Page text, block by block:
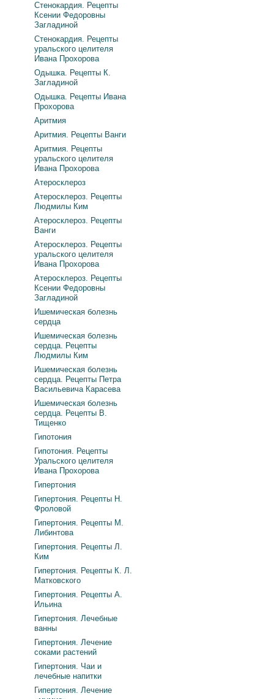
Стенокардия. Рецепты
Ксении Федоровны
Загладиной
Стенокардия. Рецепты
уральского целителя
Ивана Прохорова
Одышка. Рецепты К.
Загладиной
Одышка. Рецепты Ивана
Прохорова
Аритмия
Аритмия. Рецепты Ванги
Аритмия. Рецепты
уральского целителя
Ивана Прохорова
Атеросклероз
Атеросклероз. Рецепты
Людмилы Ким
Атеросклероз. Рецепты
Ванги
Атеросклероз. Рецепты
уральского целителя
Ивана Прохорова
Атеросклероз. Рецепты
Ксении Федоровны
Загладиной
Ишемическая болезнь
сердца
Ишемическая болезнь
сердца. Рецепты
Людмилы Ким
Ишемическая болезнь
сердца. Рецепты Петра
Васильевича Карасева
Ишемическая болезнь
сердца. Рецепты В.
Тищенко
Гипотония
Гипотония. Рецепты
Уральского целителя
Ивана Прохорова
Гипертония
Гипертония. Рецепты Н.
Фроловой
Гипертония. Рецепты М.
Либинтова
Гипертония. Рецепты Л.
Ким
Гипертония. Рецепты К. Л.
Матковского
Гипертония. Рецепты А.
Ильина
Гипертония. Лечебные
ванны
Гипертония. Лечение
соками растений
Гипертония. Чаи и
лечебные напитки
Гипертония. Лечение